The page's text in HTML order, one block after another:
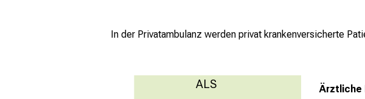
In der Privatambulanz werden privat krankenversicherte
ALS Ärztliche